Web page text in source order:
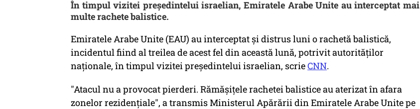
În timpul vizitei președintelui israelian, Emiratele Arabe Unite au interceptat mai
multe rachete balistice.
Emiratele Arabe Unite (EAU) au interceptat și distrus luni o rachetă balistică,
incidentul fiind al treilea de acest fel din această lună, potrivit autorităților
naționale, în timpul vizitei președintelui israelian, scrieCNN.
"Atacul nu a provocat pierderi. Rămășițele rachetei balistice au aterizat în afara
zonelor rezidențiale", a transmis Ministerul Apărării din Emiratele Arabe Unite pe